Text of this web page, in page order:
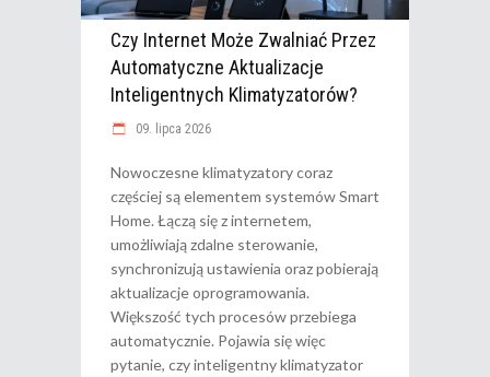
Czy Internet Może Zwalniać Przez
Automatyczne Aktualizacje
Inteligentnych Klimatyzatorów?
09. lipca 2026
Nowoczesne klimatyzatory coraz
częściej są elementem systemów Smart
Home. Łączą się z internetem,
umożliwiają zdalne sterowanie,
synchronizują ustawienia oraz pobierają
aktualizacje oprogramowania.
Większość tych procesów przebiega
automatycznie. Pojawia się więc
pytanie, czy inteligentny klimatyzator